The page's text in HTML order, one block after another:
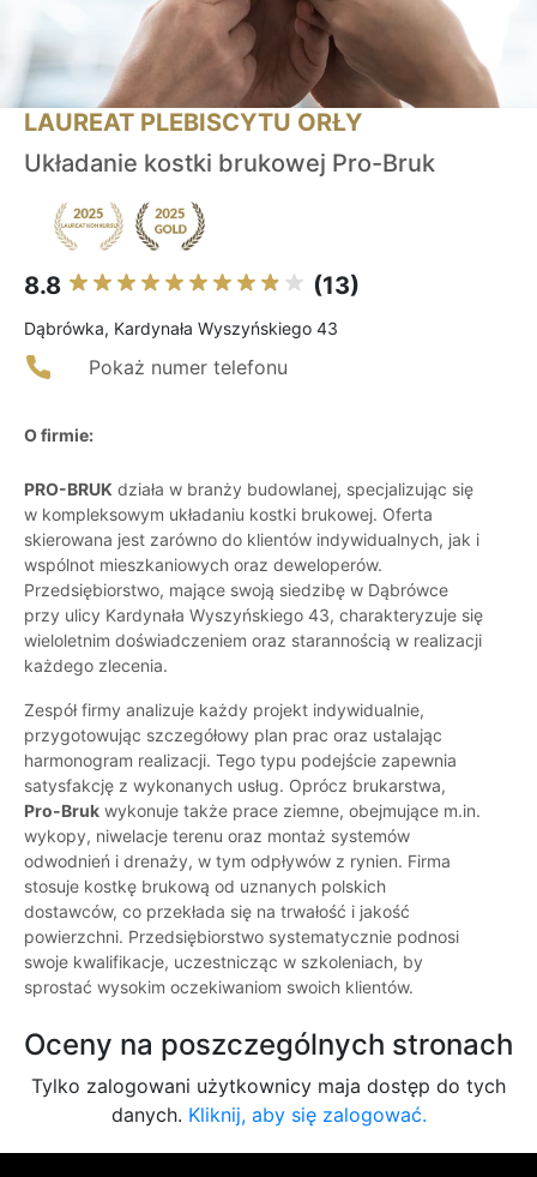
LAUREAT PLEBISCYTU ORŁY
Układanie kostki brukowej Pro-Bruk
8.8 (13)
Dąbrówka, Kardynała Wyszyńskiego 43
Pokaż numer telefonu
O firmie:
PRO-BRUK działa w branży budowlanej, specjalizując się
w kompleksowym układaniu kostki brukowej. Oferta
skierowana jest zarówno do klientów indywidualnych, jak i
wspólnot mieszkaniowych oraz deweloperów.
Przedsiębiorstwo, mające swoją siedzibę w Dąbrówce
przy ulicy Kardynała Wyszyńskiego 43, charakteryzuje się
wieloletnim doświadczeniem oraz starannością w realizacji
każdego zlecenia.
Zespół firmy analizuje każdy projekt indywidualnie,
przygotowując szczegółowy plan prac oraz ustalając
harmonogram realizacji. Tego typu podejście zapewnia
satysfakcję z wykonanych usług. Oprócz brukarstwa,
Pro-Bruk wykonuje także prace ziemne, obejmujące m.in.
wykopy, niwelacje terenu oraz montaż systemów
odwodnień i drenaży, w tym odpływów z rynien. Firma
stosuje kostkę brukową od uznanych polskich
dostawców, co przekłada się na trwałość i jakość
powierzchni. Przedsiębiorstwo systematycznie podnosi
swoje kwalifikacje, uczestnicząc w szkoleniach, by
sprostać wysokim oczekiwaniom swoich klientów.
Oceny na poszczególnych stronach
Tylko zalogowani użytkownicy maja dostęp do tych
danych. Kliknij, aby się zalogować.